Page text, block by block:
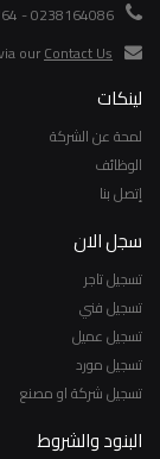
0238164086 - 19764
ourContact Us
لينكات
لمحة عن الشركة
الوظائف
إتصل بنا
سجل الان
تسجيل تاجر
تسجيل فني
تسجيل عميل
تسجيل مورد
تسجيل شركة او مصنع
البنود والشروط